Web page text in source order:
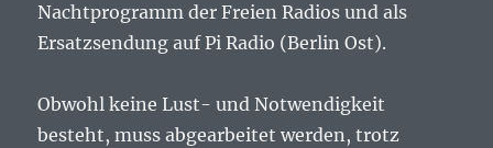
Nachtprogramm der Freien Radios und als
Ersatzsendung auf Pi Radio (Berlin Ost).
Obwohl keine Lust- und Notwendigkeit
besteht, muss abgearbeitet werden, trotz